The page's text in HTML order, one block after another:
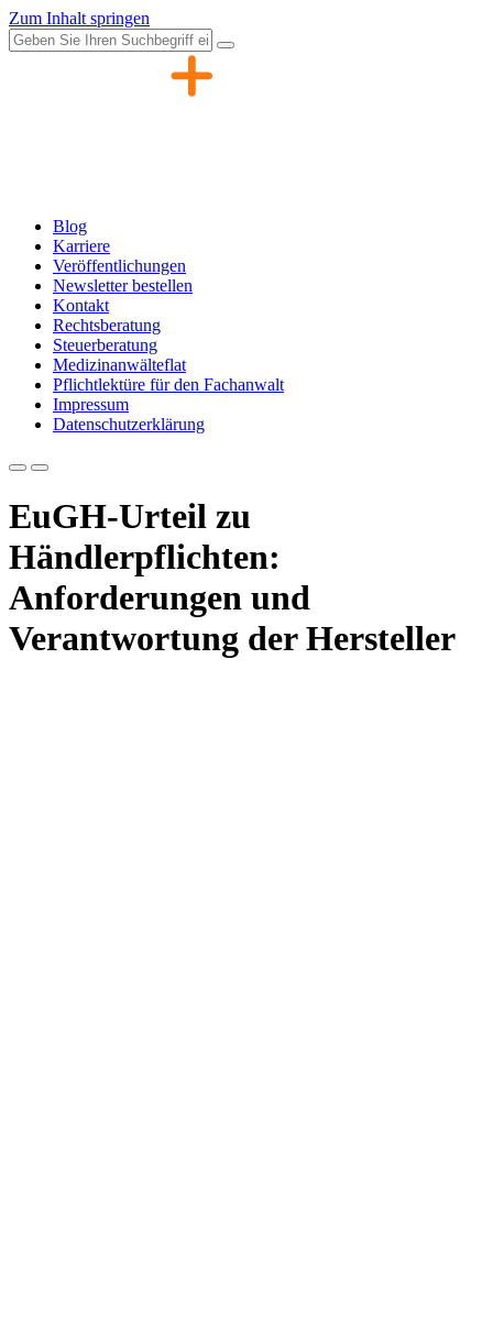
Zum Inhalt springen
Blog
Karriere
Veröffentlichungen
Newsletter bestellen
Kontakt
Rechtsberatung
Steuerberatung
Medizinanwälteflat
Pflichtlektüre für den Fachanwalt
Impressum
Datenschutzerklärung
EuGH-Urteil zu
Händlerpflichten:
Anforderungen und
Verantwortung der Hersteller